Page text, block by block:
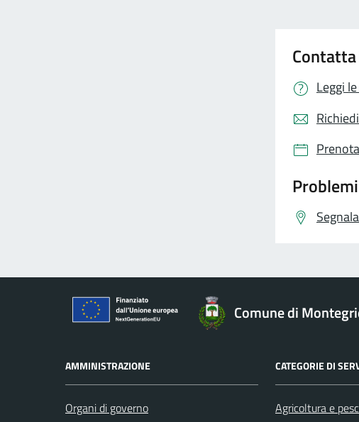
Leggi
Comune di
AMMINISTRAZIONE
Organi di governo
CATEGORIE DI
Agricoltura e